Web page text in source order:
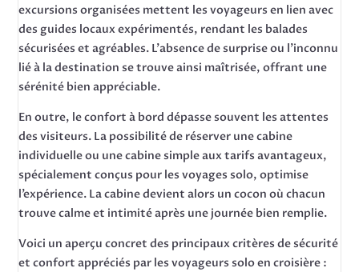
excursions organisées mettent les voyageurs en lien avec
des guides locaux expérimentés, rendant les balades
sécurisées et agréables. L’absence de surprise ou l’inconnu
lié à la destination se trouve ainsi maîtrisée, offrant une
sérénité bien appréciable.
En outre, le confort à bord dépasse souvent les attentes
des visiteurs. La possibilité de réserver une cabine
individuelle ou une cabine simple aux tarifs avantageux,
spécialement conçus pour les voyages solo, optimise
l’expérience. La cabine devient alors un cocon où chacun
trouve calme et intimité après une journée bien remplie.
Voici un aperçu concret des principaux critères de sécurité
et confort appréciés par les voyageurs solo en croisière :